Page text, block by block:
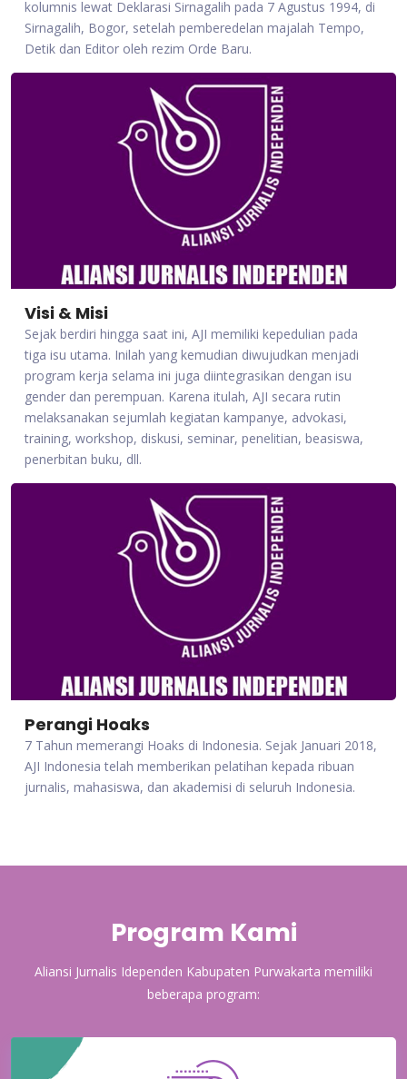
kolumnis lewat Deklarasi Sirnagalih pada 7 Agustus 1994, di
Sirnagalih, Bogor, setelah pemberedelan majalah Tempo,
Detik dan Editor oleh rezim Orde Baru.
Visi & Misi
Sejak berdiri hingga saat ini, AJI memiliki kepedulian pada
tiga isu utama. Inilah yang kemudian diwujudkan menjadi
program kerja selama ini juga diintegrasikan dengan isu
gender dan perempuan. Karena itulah, AJI secara rutin
melaksanakan sejumlah kegiatan kampanye, advokasi,
training, workshop, diskusi, seminar, penelitian, beasiswa,
penerbitan buku, dll.
Perangi Hoaks
7 Tahun memerangi Hoaks di Indonesia. Sejak Januari 2018,
AJI Indonesia telah memberikan pelatihan kepada ribuan
jurnalis, mahasiswa, dan akademisi di seluruh Indonesia.
Program Kami
Aliansi Jurnalis Idependen Kabupaten Purwakarta memiliki
beberapa program: